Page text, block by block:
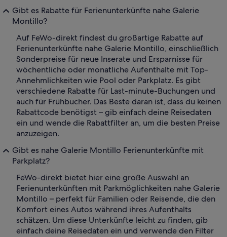
Gibt es Rabatte für Ferienunterkünfte nahe Galerie
Montillo?
Auf FeWo-direkt findest du großartige Rabatte auf
Ferienunterkünfte nahe Galerie Montillo, einschließlich
Sonderpreise für neue Inserate und Ersparnisse für
wöchentliche oder monatliche Aufenthalte mit Top-
Annehmlichkeiten wie Pool oder Parkplatz. Es gibt
verschiedene Rabatte für Last-minute-Buchungen und
auch für Frühbucher. Das Beste daran ist, dass du keinen
Rabattcode benötigst – gib einfach deine Reisedaten
ein und wende die Rabattfilter an, um die besten Preise
anzuzeigen.
Gibt es nahe Galerie Montillo Ferienunterkünfte mit
Parkplatz?
FeWo-direkt bietet hier eine große Auswahl an
Ferienunterkünften mit Parkmöglichkeiten nahe Galerie
Montillo – perfekt für Familien oder Reisende, die den
Komfort eines Autos während ihres Aufenthalts
schätzen. Um diese Unterkünfte leicht zu finden, gib
einfach deine Reisedaten ein und verwende den Filter